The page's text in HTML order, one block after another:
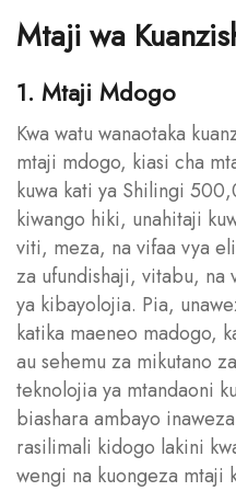
Mtaji wa
1. Mtaji Mdogo
Kwa watu wanaotaka
mtaji mdogo, kiasi cha
kuwa kati ya Shilingi
kiwango hiki, unahitaji
viti, meza, na vifaa vya
za ufundishaji, vitabu, na
ya kibayolojia. Pia,
katika maeneo madogo,
au sehemu za mikutano
teknolojia ya mtandaoni
biashara ambayo
rasilimali kidogo lakini
wengi na kuongeza mtaji